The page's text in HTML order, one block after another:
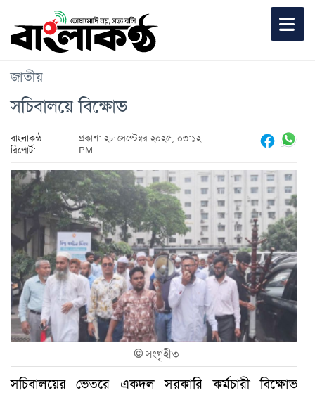
জাতীয়
সচিবালয়ে বিক্ষোভ
বাংলাকন্ঠ
রিপোর্ট:
প্রকাশ: ২৮ সেপ্টেম্বর ২০২৫, ০৩:১২
PM
©সংগৃহীত
সচিবালয়ের ভেতরে একদল সরকারি কর্মচারী বিক্ষোভ